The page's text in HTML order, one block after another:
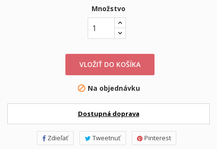
Množstvo
VLOŽIŤ DO KOŠÍKA
 Na objednávku
Dostupná doprava
Zdieľať Tweetnuť Pinterest